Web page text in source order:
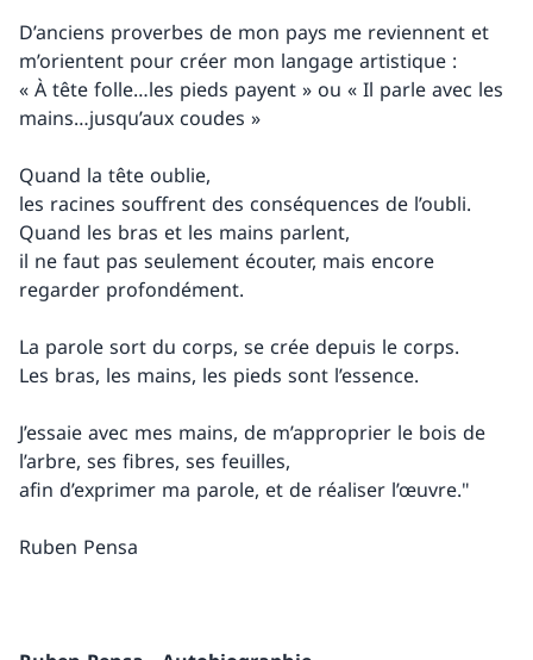
D’anciens proverbes de mon pays me reviennent et
m’orientent pour créer mon langage artistique :
« À tête folle…les pieds payent » ou « Il parle avec les
mains…jusqu’aux coudes »
Quand la tête oublie,
les racines souffrent des conséquences de l’oubli.
Quand les bras et les mains parlent,
il ne faut pas seulement écouter, mais encore
regarder profondément.
La parole sort du corps, se crée depuis le corps.
Les bras, les mains, les pieds sont l’essence.
J’essaie avec mes mains, de m’approprier le bois de
l’arbre, ses fibres, ses feuilles,
afin d’exprimer ma parole, et de réaliser l’œuvre."
Ruben Pensa